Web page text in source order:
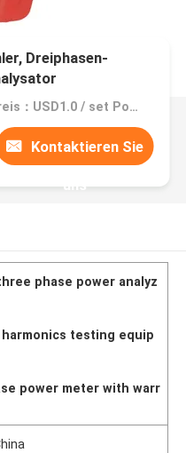
Dreiphasen-
Preis：USD1.0 / set Power and Harmonics Analyzer
Kontaktieren Sie
uns
phase power analyz
testing equip
power meter with warr